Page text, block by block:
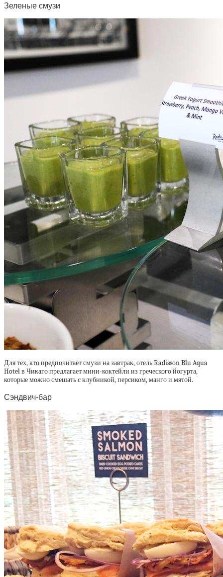
Зеленые смузи
Для тех, кто предпочитает смузи на завтрак, отель Radisson Blu Aqua
Hotel в Чикаго предлагает мини-коктейли из греческого йогурта,
которые можно смешать с клубникой, персиком, манго и мятой.
Сэндвич-бар